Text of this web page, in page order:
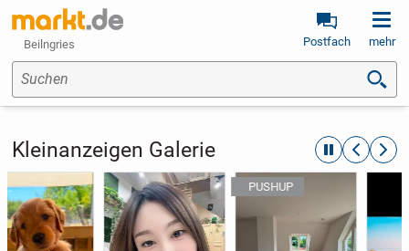
Beilngries Postfach mehr
Suchen
Kleinanzeigen Galerie automatische